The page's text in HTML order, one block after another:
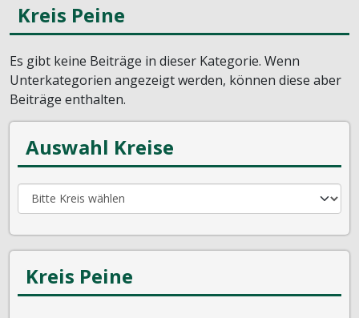
Kreis Peine
Es gibt keine Beiträge in dieser Kategorie. Wenn
Unterkategorien angezeigt werden, können diese aber
Beiträge enthalten.
Auswahl Kreise
Kreis Peine